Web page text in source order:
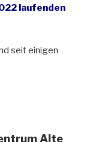
laufenden
seit einigen
Alte